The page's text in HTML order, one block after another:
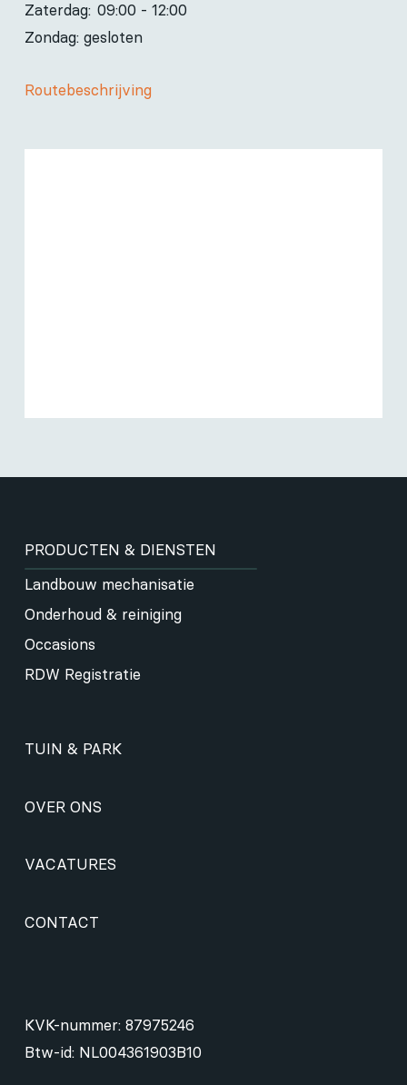
Zaterdag: 09:00 - 12:00
Zondag: gesloten
Routebeschrijving
PRODUCTEN & DIENSTEN
Landbouw mechanisatie
Onderhoud & reiniging
Occasions
RDW Registratie
TUIN & PARK
OVER ONS
VACATURES
CONTACT
KVK-nummer: 87975246
Btw-id: NL004361903B10